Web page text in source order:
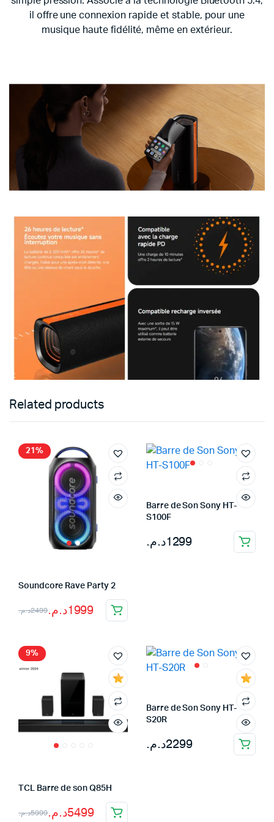
il offre une connexion rapide et stable, pour une
musique haute fidélité, même en extérieur.
Related products
21%
Soundcore Rave Party 2
2499د.م.
Le
initial
était :
2499د.م..
1999د.م.
Le
actuel
est :
1999د.م..
Barre de Son Sony HT-
S100F
1299د.م.
9%
TCL Barre de son Q85H
5999د.م.
Le
5499د.م.
Le
Barre de Son Sony HT-
S20R
2299د.م.